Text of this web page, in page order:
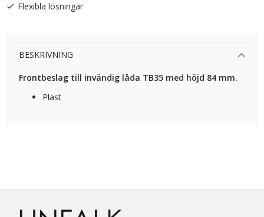
Flexibla lösningar
BESKRIVNING
Frontbeslag till invändig låda TB35 med höjd 84 mm.
Plast